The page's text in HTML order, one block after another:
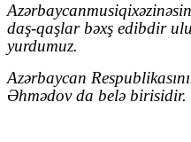
Azərbaycanmusiqixəzinəsin
daş-qaşlar bəxş edibdir
yurdumuz.
Azərbaycan
Əhmədov da belə birisidir.